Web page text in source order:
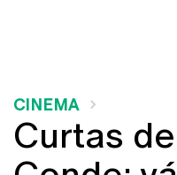
CINEMA
Curtas